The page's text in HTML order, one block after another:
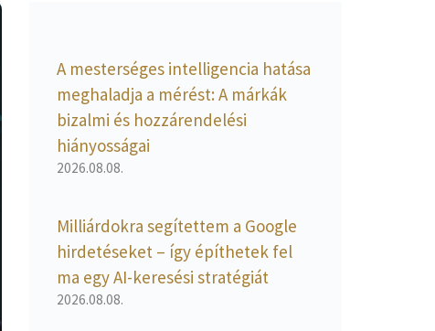
A mesterséges intelligencia hatása
meghaladja a mérést: A márkák
bizalmi és hozzárendelési
hiányosságai
2026.08.08.
Milliárdokra segítettem a Google
hirdetéseket – így építhetek fel
ma egy AI-keresési stratégiát
2026.08.08.